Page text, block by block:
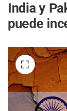
India y
puede